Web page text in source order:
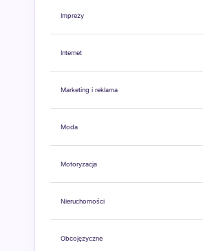
Imprezy
Internet
Marketing i reklama
Moda
Motoryzacja
Nieruchomości
Obcojęzyczne